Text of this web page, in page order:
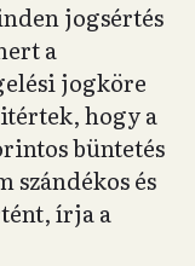
jogsértés
a
jogköre
hogy a
büntetés
szándékos és
írja a